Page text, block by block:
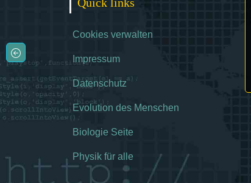
Cookies verwalten
Impressum
Datenschutz
Evolution des Menschen
Biologie Seite
Physik für alle